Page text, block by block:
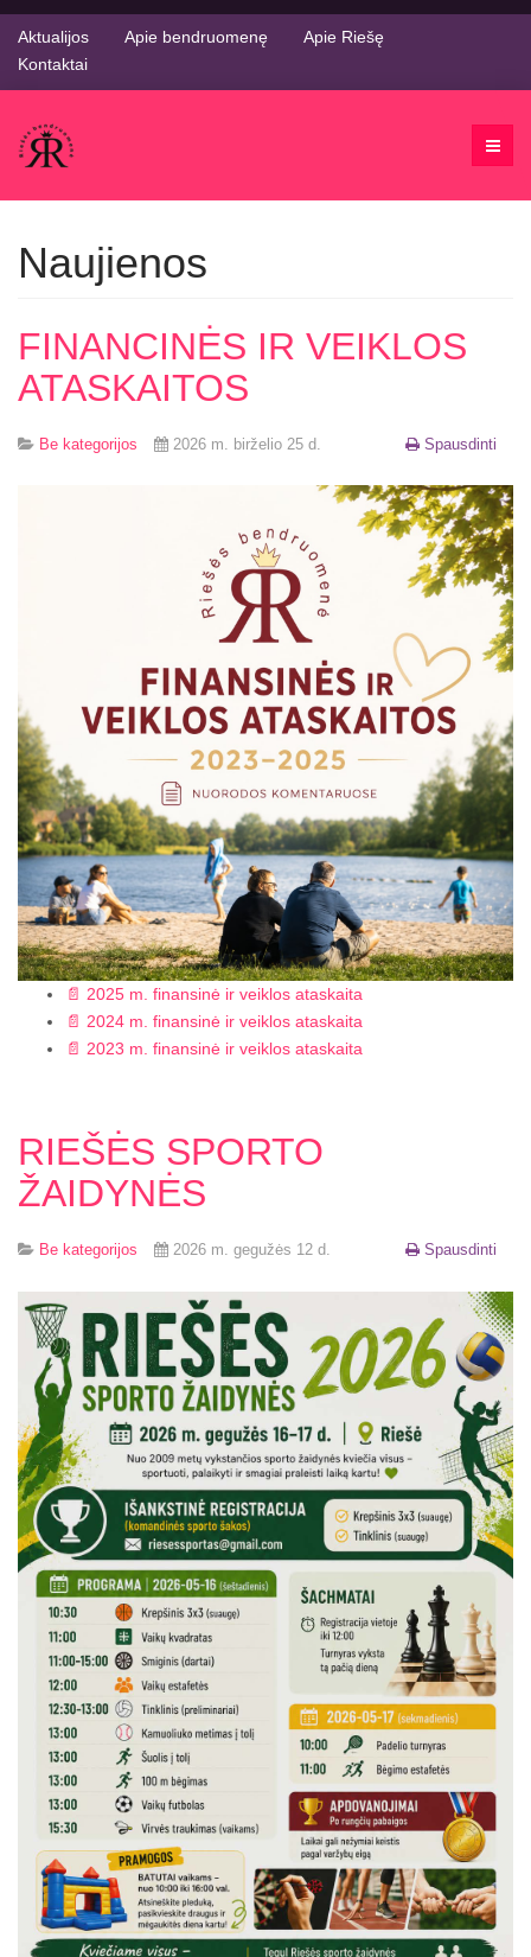
Aktualijos Apie bendruomenę
Apie Riešę
Kontaktai
Naujienos
FINANCINĖS IR VEIKLOS
ATASKAITOS
Spausdinti
Be kategorijos 2026 m. birželio 25 d.
📄 2025 m. finansinė ir veiklos ataskaita
📄 2024 m. finansinė ir veiklos ataskaita
📄 2023 m. finansinė ir veiklos ataskaita
RIEŠĖS SPORTO
ŽAIDYNĖS
Spausdinti
Be kategorijos 2026 m. gegužės 12 d.